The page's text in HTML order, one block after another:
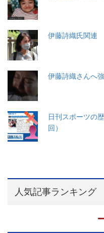
伊藤詩織氏関連
伊藤詩織さんへ
日刊スポーツの
回）
人気記事ランキング